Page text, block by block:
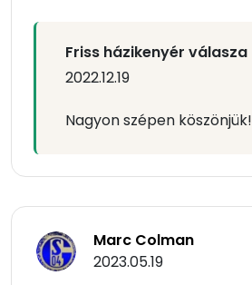
Friss házikenyér válasza
2022.12.19
Nagyon szépen köszönjük!
Marc Colman
2023.05.19